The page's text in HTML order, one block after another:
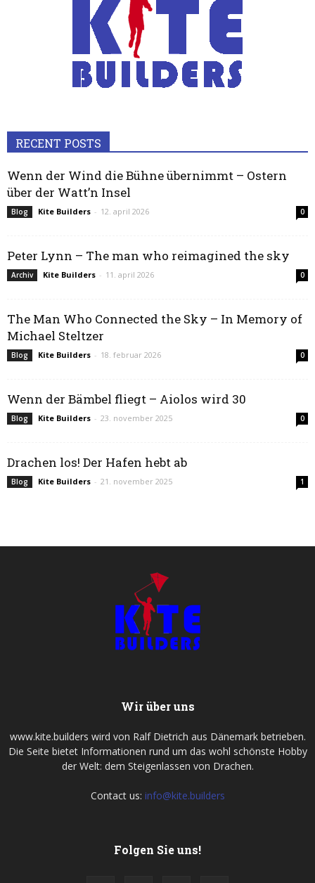
RECENT POSTS
Wenn der Wind die Bühne übernimmt – Ostern
über der Watt’n Insel
Blog Kite Builders - 12. april 2026 0
Peter Lynn – The man who reimagined the sky
Archiv Kite Builders - 11. april 2026 0
The Man Who Connected the Sky – In Memory of
Michael Steltzer
Blog Kite Builders - 18. februar 2026 0
Wenn der Bämbel fliegt – Aiolos wird 30
Blog Kite Builders - 23. november 2025 0
Drachen los! Der Hafen hebt ab
Blog Kite Builders - 21. november 2025 1
Wir über uns
www.kite.builders wird von Ralf Dietrich aus Dänemark betrieben.
Die Seite bietet Informationen rund um das wohl schönste Hobby
der Welt: dem Steigenlassen von Drachen.
Contact us: info@kite.builders
Folgen Sie uns!